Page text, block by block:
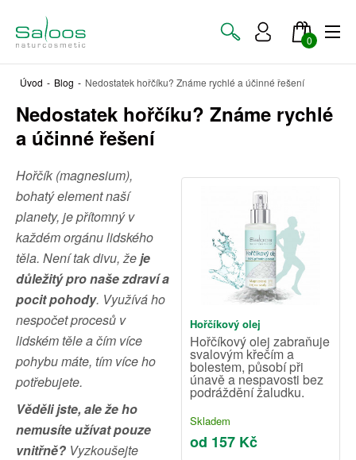
0
Úvod - Blog - Nedostatek hořčíku? Známe rychlé a účinné řešení
Nedostatek hořčíku? Známe rychlé
a účinné řešení
Hořčíkový olej
Hořčíkový olej zabraňuje
svalovým křečím a
bolestem, působí při
únavě a nespavosti bez
podráždění žaludku.
Skladem
od 157 Kč
Hořčík (magnesium),
bohatý element naší
planety, je přítomný v
každém orgánu lidského
těla. Není tak divu, žeje
důležitý pro naše zdraví a
pocit pohody. Využívá ho
nespočet procesů v
lidském těle a čím více
pohybu máte, tím více ho
potřebujete.
Věděli jste, ale že ho
nemusíte užívat pouze
vnitřně? Vyzkoušejte